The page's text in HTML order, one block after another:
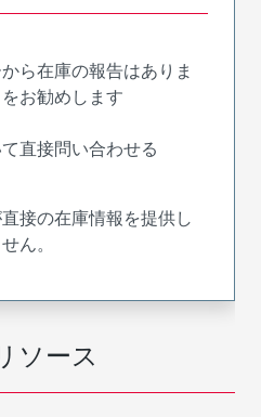
ソース
ら在庫の報告はありま
お勧めします
直接問い合わせる
接の在庫情報を提供し
ん。